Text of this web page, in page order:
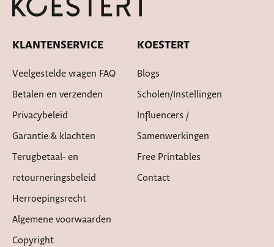
KLANTENSERVICE
Veelgestelde vragen FAQ
Betalen en verzenden
Privacybeleid
Garantie & klachten
Terugbetaal- en
retourneringsbeleid
Herroepingsrecht
Algemene voorwaarden
Copyright
KOESTERT
Blogs
Scholen/instellingen
Influencers /
Samenwerkingen
Free Printables
Contact